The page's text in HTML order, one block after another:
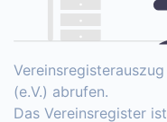
(e.V.) abrufen.
Das Vereinsregister